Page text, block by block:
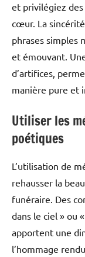
et privilégiez
cœur. La
phrases simples
et émouvant.
d’artifices,
manière pure et
Utiliser les
poétiques
L’utilisation de
rehausser la
funéraire. Des
dans le ciel » ou
apportent une
l’hommage